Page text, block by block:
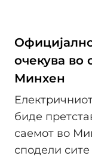
очекува во
Минхен
биде
саемот во
сподели сите